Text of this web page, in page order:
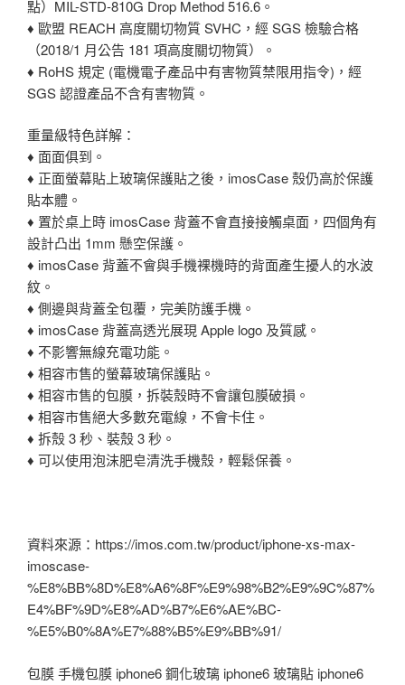
點）MIL-STD-810G Drop Method 516.6。
♦ 歐盟 REACH 高度關切物質 SVHC，經 SGS 檢驗合格
（2018/1 月公告 181 項高度關切物質）。
♦ RoHS 規定 (電機電子產品中有害物質禁限用指令)，經
SGS 認證產品不含有害物質。
重量級特色詳解：
♦ 面面俱到。
♦ 正面螢幕貼上玻璃保護貼之後，imosCase 殼仍高於保護
貼本體。
♦ 置於桌上時 imosCase 背蓋不會直接接觸桌面，四個角有
設計凸出 1mm 懸空保護。
♦ imosCase 背蓋不會與手機裸機時的背面產生擾人的水波
紋。
♦ 側邊與背蓋全包覆，完美防護手機。
♦ imosCase 背蓋高透光展現 Apple logo 及質感。
♦ 不影響無線充電功能。
♦ 相容市售的螢幕玻璃保護貼。
♦ 相容市售的包膜，拆裝殼時不會讓包膜破損。
♦ 相容市售絕大多數充電線，不會卡住。
♦ 拆殼 3 秒、裝殼 3 秒。
♦ 可以使用泡沫肥皂清洗手機殼，輕鬆保養。
資料來源：https://imos.com.tw/product/iphone-xs-max-
imoscase-
%E8%BB%8D%E8%A6%8F%E9%98%B2%E9%9C%87%
E4%BF%9D%E8%AD%B7%E6%AE%BC-
%E5%B0%8A%E7%88%B5%E9%BB%91/
包膜 手機包膜 iphone6 鋼化玻璃 iphone6 玻璃貼 iphone6